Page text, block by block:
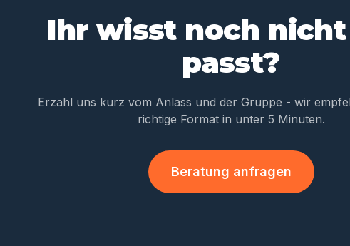
Ihr wisst noch
passt?
Erzähl uns kurz vom Anlass und der Gruppe - wir
richtige Format in unter 5 Minuten.
Beratung anfragen